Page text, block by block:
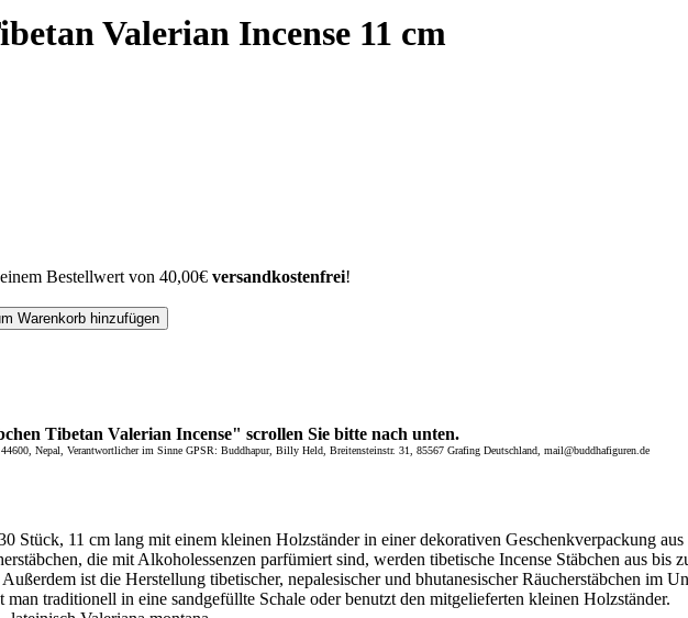
Valerian Incense 11 cm
Bestellwert von 40,00€ versandkostenfrei!
Warenkorb hinzufügen
Tibetan Valerian Incense" scrollen Sie bitte nach unten.
Nepal, Verantwortlicher im Sinne GPSR: Buddhapur, Billy Held, Breitensteinstr. 31, 85567 Grafing Deutschland, mail@buddhafiguren.de
Stück, 11 cm lang mit einem kleinen Holzständer in einer dekorativen Geschenkverpackung
die mit Alkoholessenzen parfümiert sind, werden tibetische Incense Stäbchen aus
ist die Herstellung tibetischer, nepalesischer und bhutanesischer Räucherstäbchen im
man traditionell in eine sandgefüllte Schale oder benutzt den mitgelieferten kleinen Holzständer.